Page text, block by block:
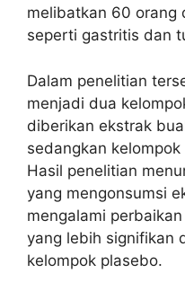
melibatkan 60 orang
seperti gastritis dan
Dalam penelitian
menjadi dua
diberikan ekstrak
sedangkan
Hasil penelitian
yang mengonsumsi
mengalami
yang lebih signifikan
kelompok plasebo.